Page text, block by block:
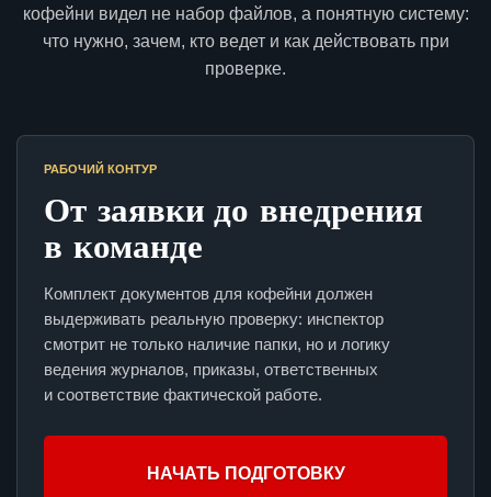
кофейни видел не набор файлов, а понятную систему:
что нужно, зачем, кто ведет и как действовать при
проверке.
РАБОЧИЙ КОНТУР
От заявки до внедрения
в команде
Комплект документов для кофейни должен
выдерживать реальную проверку: инспектор
смотрит не только наличие папки, но и логику
ведения журналов, приказы, ответственных
и соответствие фактической работе.
НАЧАТЬ ПОДГОТОВКУ